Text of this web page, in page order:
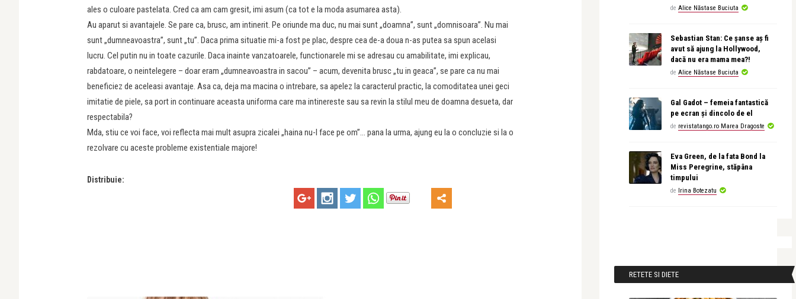
ales o culoare pastelata. Cred ca am cam gresit, imi asum (ca tot e la moda asumarea asta).
Au aparut si avantajele. Se pare ca, brusc, am intinerit. Pe oriunde ma duc, nu mai sunt „doamna”, sunt „domnisoara”. Nu mai
sunt „dumneavoastra”, sunt „tu”. Daca prima situatie mi-a fost pe plac, despre cea de-a doua n-as putea sa spun acelasi
lucru. Cel putin nu in toate cazurile. Daca inainte vanzatoarele, functionarele mi se adresau cu amabilitate, imi explicau,
rabdatoare, o neintelegere – doar eram „dumneavoastra in sacou” – acum, devenita brusc „tu in geaca”, se pare ca nu mai
beneficiez de aceleasi avantaje. Asa ca, deja ma macina o intrebare, sa apelez la caracterul practic, la comoditatea unei geci
imitatie de piele, sa port in continuare aceasta uniforma care ma intinereste sau sa revin la stilul meu de doamna desueta, dar
respectabila?
Mda, stiu ce voi face, voi reflecta mai mult asupra zicalei „haina nu-l face pe om”… pana la urma, ajung eu la o concluzie si la o
rezolvare cu aceste probleme existentiale majore!
Distribuie:
de Alice Năstase Buciuta
Sebastian Stan: Ce șanse aș fi
avut să ajung la Hollywood,
dacă nu era mama mea?!
de Alice Năstase Buciuta
Gal Gadot – femeia fantastică
pe ecran și dincolo de el
de revistatango.ro Marea Dragoste
Eva Green, de la fata Bond la
Miss Peregrine, stăpâna
timpului
de Irina Botezatu
RETETE SI DIETE